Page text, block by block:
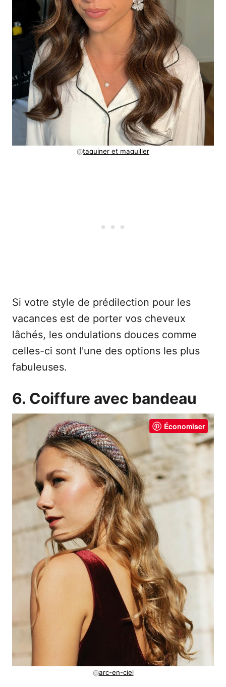
@taquiner et maquiller
Si votre style de prédilection pour les
vacances est de porter vos cheveux
lâchés, les ondulations douces comme
celles-ci sont l'une des options les plus
fabuleuses.
6. Coiffure avec bandeau
Économiser
@arc-en-ciel